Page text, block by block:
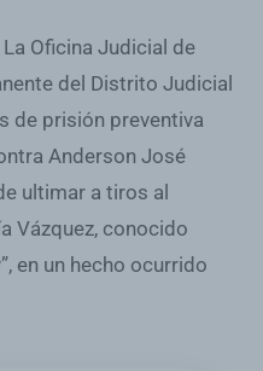
Oficina Judicial de
del Distrito Judicial
de prisión preventiva
Anderson José
ultimar a tiros al
Vázquez, conocido
en un hecho ocurrido